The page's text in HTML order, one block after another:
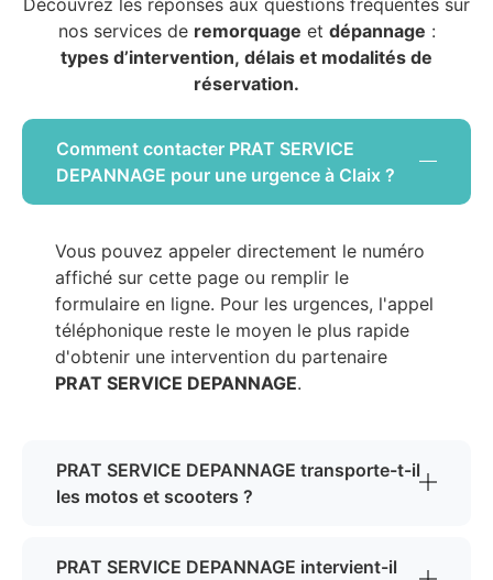
Découvrez les réponses aux questions fréquentes sur
nos services de remorquage et dépannage :
types d’intervention, délais et modalités de
réservation.
Comment contacter PRAT SERVICE
DEPANNAGE pour une urgence à Claix ?
Vous pouvez appeler directement le numéro
affiché sur cette page ou remplir le
formulaire en ligne. Pour les urgences, l'appel
téléphonique reste le moyen le plus rapide
d'obtenir une intervention du partenaire
PRAT SERVICE DEPANNAGE.
PRAT SERVICE DEPANNAGE transporte-t-il
les motos et scooters ?
PRAT SERVICE DEPANNAGE intervient-il